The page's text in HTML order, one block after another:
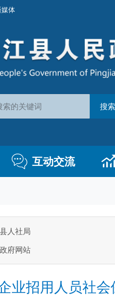
体
搜索
互动交流
人社局
府网站
业招用人员社会